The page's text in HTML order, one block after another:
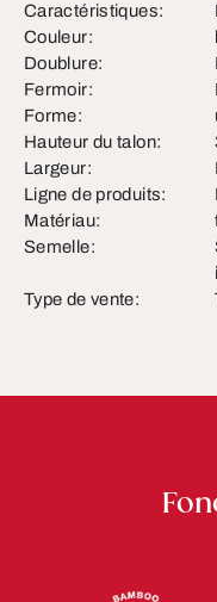
Caractéristiques:
Couleur:
Doublure:
Fermoir:
Forme:
Hauteur du talon:
Largeur:
Ligne de produits:
Matériau:
Semelle:
Type de vente: